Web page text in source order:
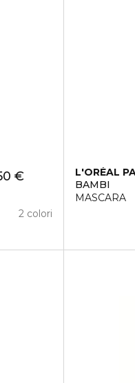
€
2 colori
L'ORÉAL
BAMBI
MASCARA